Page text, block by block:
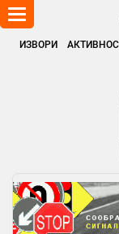
ИЗВОРИ
Toggle
navigation